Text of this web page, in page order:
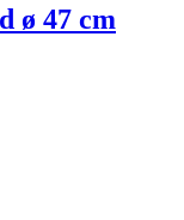
ø 47 cm